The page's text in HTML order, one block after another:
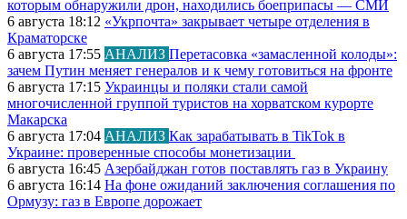
которым обнаружили дрон, находились боеприпасы — СМИ
6 августа 18:12 «Укрпочта» закрывает четыре отделения в
Краматорске
6 августа 17:55 АНАЛИЗ Перетасовка «замасленной колоды»:
зачем Путин меняет генералов и к чему готовиться на фронте
6 августа 17:15 Украинцы и поляки стали самой
многочисленной группой туристов на хорватском курорте
Макарска
6 августа 17:04 АНАЛИЗ Как зарабатывать в TikTok в
Украине: проверенные способы монетизации
6 августа 16:45 Азербайджан готов поставлять газ в Украину
6 августа 16:14 На фоне ожиданий заключения соглашения по
Ормузу: газ в Европе дорожает